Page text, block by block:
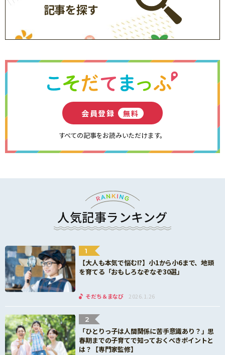
記事を探す
会員登録 無料
すべての記事をお読みいただけます。
人気記事ランキング
1
【大人も本気で悩む!?】小1から小6まで、地頭
を育てる「おもしろなぞなぞ30選」
そだち＆まなび 2026.1.26
2
「ひとりっ子は人間関係に苦手意識あり？」思
春期までの子育てで知っておくべきポイントと
は？【専門家監修】